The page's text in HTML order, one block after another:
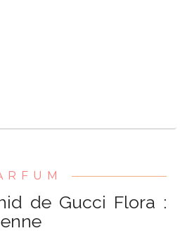
de Gucci Flora :